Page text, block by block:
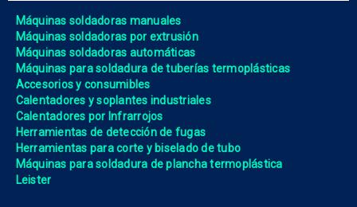
Máquinas soldadoras manuales
Máquinas soldadoras por extrusión
Máquinas soldadoras automáticas
Máquinas para soldadura de tuberías termoplásticas
Accesorios y consumibles
Calentadores y soplantes industriales
Calentadores por Infrarrojos
Herramientas de detección de fugas
Herramientas para corte y biselado de tubo
Máquinas para soldadura de plancha termoplástica
Leister